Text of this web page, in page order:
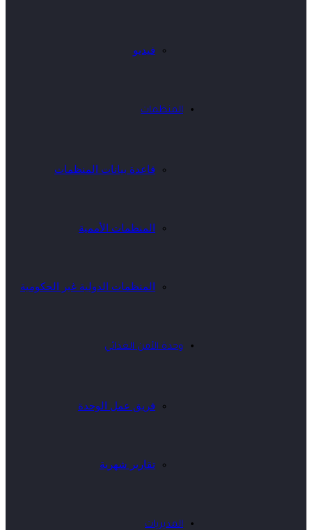
فيديو
المنظمات
قاعدة بيانات المنظمات
المنظمات الأممية
المنظمات الدولية غير الحكومية
وحدة الأمن الغذائي
فريق عمل الوحدة
تقارير شهرية
المديريات